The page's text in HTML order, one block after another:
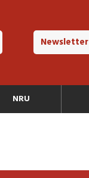
Newsletter
NRU